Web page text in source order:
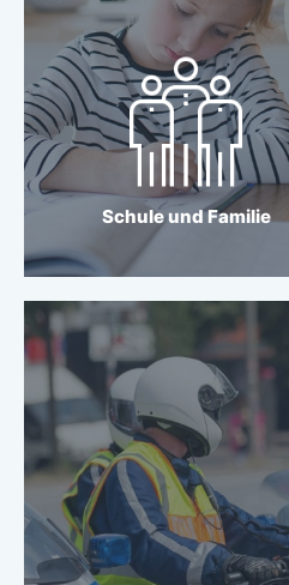
Schule und Familie
Schule und Familie
Wir schaffen die
Grundlage dafür, dass
unsere Kleinsten in
Hamburg ganz groß
rauskommen!